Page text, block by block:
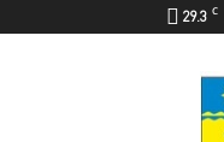
29.3 C